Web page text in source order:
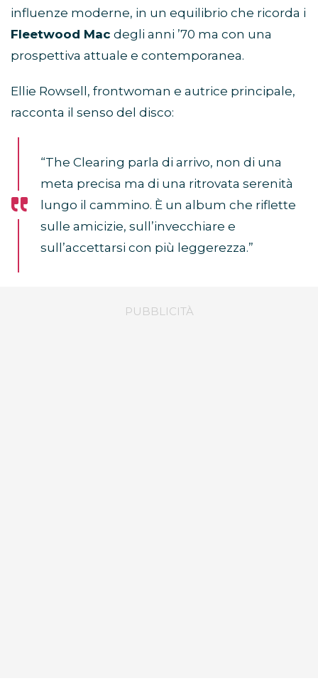
influenze moderne, in un equilibrio che ricorda i
Fleetwood Mac degli anni ’70 ma con una
prospettiva attuale e contemporanea.
Ellie Rowsell, frontwoman e autrice principale,
racconta il senso del disco:
“The Clearing parla di arrivo, non di una
meta precisa ma di una ritrovata serenità
lungo il cammino. È un album che riflette
sulle amicizie, sull’invecchiare e
sull’accettarsi con più leggerezza.”